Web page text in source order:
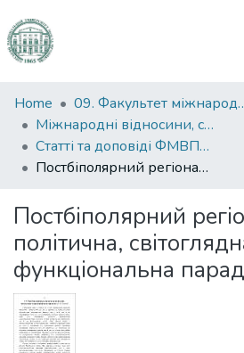
Communities
&
Collections
Statistics
Home
09. Факультет
Міжнародні відносини, суспільні комунікації та регіональні студії
Статті та доповіді ФМВПС (Міжнародні відносини, суспільні комунікації та регіональні студії)
Постбіполярний регіоналізм як політична, світоглядна та функціональна парадигма
Постбіполярний
політична,
функціональна